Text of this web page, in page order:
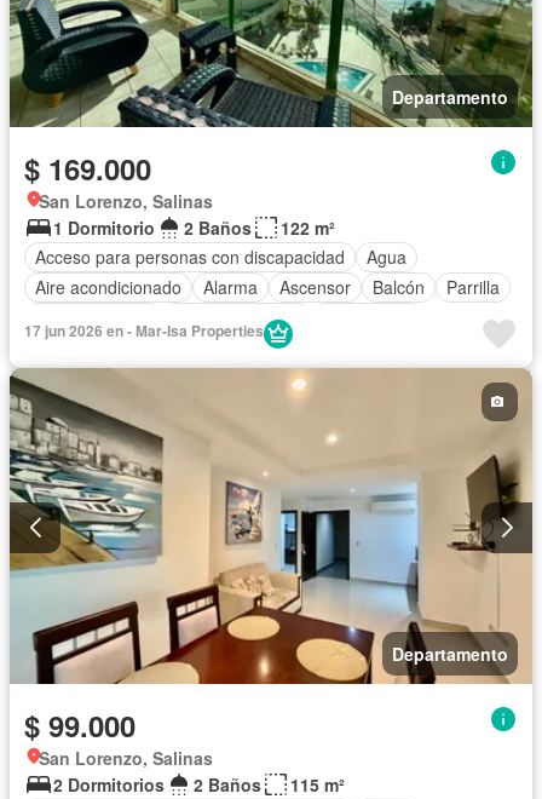
Departamento
$ 169.000
San Lorenzo, Salinas
1 Dormitorio
2 Baños
122 m²
Acceso para personas con discapacidad
Agua
Aire acondicionado
Alarma Ascensor Balcón
Parrilla
Cocina equipada
Estacionamiento
Gimnasio
Garita de guardianía
Patio
Sauna
Seguridad Vista panorámica
Completamente amoblado
17 jun 2026 en - Mar-Isa Properties
Departamento
$ 99.000
San Lorenzo, Salinas
2 Dormitorios
2 Baños
115 m²